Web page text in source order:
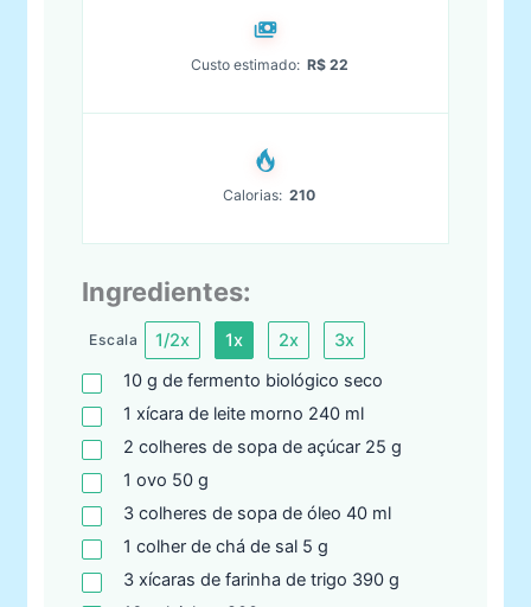
Custo estimado: R$ 22
Calorias: 210
Ingredientes:
Escala 1/2x 1x 2x
3x
10 g de fermento biológico seco
1 xícara de leite morno 240 ml
2 colheres de sopa de açúcar 25 g
1 ovo 50 g
3 colheres de sopa de óleo 40 ml
1 colher de chá de sal 5 g
3 xícaras de farinha de trigo 390 g